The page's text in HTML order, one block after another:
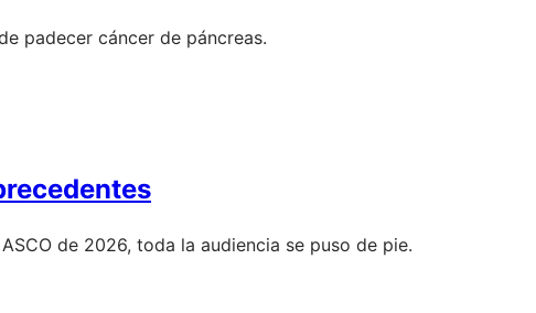
padecer cáncer de páncreas.
de 2026, toda la audiencia se puso de pie.